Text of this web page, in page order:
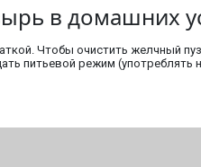
в домашних
Чтобы очистить желчный
питьевой режим (употреблять